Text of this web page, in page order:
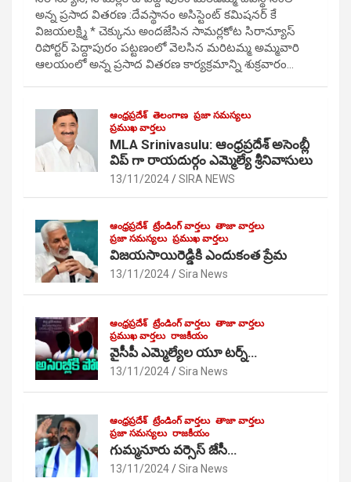
అన్న ప్రసాద వితరణ :దేవస్థానం అసిస్టెంట్ కమిషనర్ కే
విజయలక్ష్మి * చెక్కును అందజేసిన సామర్లకోట సిరాన్యూస్
రిపోర్టర్ పెద్దాపురం పట్టణంలో వెలసిన మరిటమ్మ అమ్మవారి
ఆలయంలో అన్న ప్రసాద వితరణ కార్యక్రమాన్ని శుక్రవారం…
ఆంధ్రప్రదేశ్ తెలంగాణ ప్రజా సమస్యలు
ప్రముఖ వార్తలు
MLA Srinivasulu: ఆంధ్రప్రదేశ్ అసెంబ్లీ
విప్ గా రాయదుర్గం ఎమ్మెల్యే శ్రీనివాసులు
13/11/2024 SIRA NEWS
ఆంధ్రప్రదేశ్ ట్రేండింగ్ వార్తలు తాజా వార్తలు
ప్రజా సమస్యలు ప్రముఖ వార్తలు
విజయసాయిరెడ్డికి ఎందుకంత ప్రేమ
13/11/2024 Sira News
ఆంధ్రప్రదేశ్ ట్రేండింగ్ వార్తలు తాజా వార్తలు
ప్రముఖ వార్తలు రాజకీయం
వైసీపీ ఎమ్మెల్యేల యూ టర్న్…
13/11/2024 Sira News
ఆంధ్రప్రదేశ్ ట్రేండింగ్ వార్తలు తాజా వార్తలు
ప్రజా సమస్యలు రాజకీయం
గుమ్మనూరు వర్సెస్ జేసీ…
13/11/2024 Sira News